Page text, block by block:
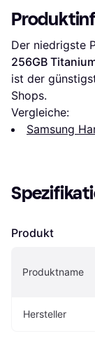
Der niedrigste
256GB
ist der
Shops.
Vergleiche:
Samsung
Produkt
Produktname
Hersteller